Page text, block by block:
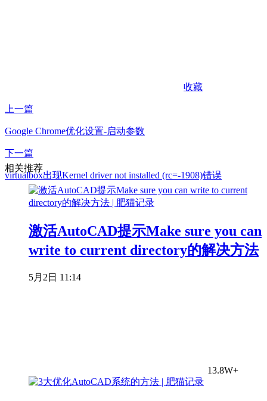
收藏
上一篇
Google Chrome优化设置-启动参数
下一篇
virtualbox出现Kernel driver not installed (rc=-1908)错误
相关推荐
激活AutoCAD提示Make sure you can
write to current directory的解决方法
5月2日 11:14
13.8W+